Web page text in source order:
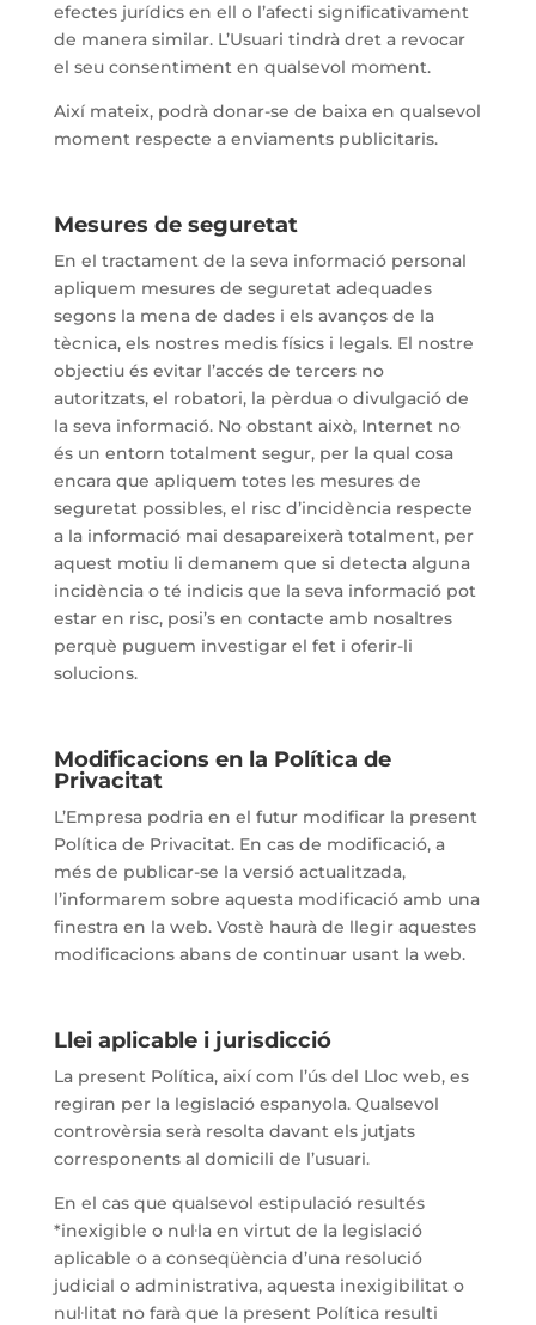
efectes jurídics en ell o l’afecti significativament
de manera similar. L’Usuari tindrà dret a revocar
el seu consentiment en qualsevol moment.
Així mateix, podrà donar-se de baixa en qualsevol
moment respecte a enviaments publicitaris.
Mesures de seguretat
En el tractament de la seva informació personal
apliquem mesures de seguretat adequades
segons la mena de dades i els avanços de la
tècnica, els nostres medis físics i legals. El nostre
objectiu és evitar l’accés de tercers no
autoritzats, el robatori, la pèrdua o divulgació de
la seva informació. No obstant això, Internet no
és un entorn totalment segur, per la qual cosa
encara que apliquem totes les mesures de
seguretat possibles, el risc d’incidència respecte
a la informació mai desapareixerà totalment, per
aquest motiu li demanem que si detecta alguna
incidència o té indicis que la seva informació pot
estar en risc, posi’s en contacte amb nosaltres
perquè puguem investigar el fet i oferir-li
solucions.
Modificacions en la Política de
Privacitat
L’Empresa podria en el futur modificar la present
Política de Privacitat. En cas de modificació, a
més de publicar-se la versió actualitzada,
l’informarem sobre aquesta modificació amb una
finestra en la web. Vostè haurà de llegir aquestes
modificacions abans de continuar usant la web.
Llei aplicable i jurisdicció
La present Política, així com l’ús del Lloc web, es
regiran per la legislació espanyola. Qualsevol
controvèrsia serà resolta davant els jutjats
corresponents al domicili de l’usuari.
En el cas que qualsevol estipulació resultés
*inexigible o nul·la en virtut de la legislació
aplicable o a conseqüència d’una resolució
judicial o administrativa, aquesta inexigibilitat o
nul·litat no farà que la present Política resulti